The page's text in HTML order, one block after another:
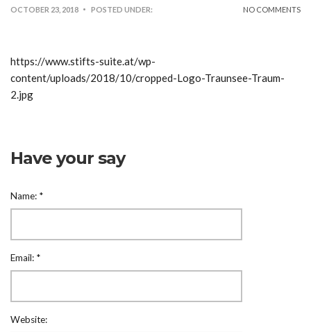
OCTOBER 23, 2018 POSTED UNDER: NO COMMENTS
https://www.stifts-suite.at/wp-
content/uploads/2018/10/cropped-Logo-Traunsee-Traum-
2.jpg
Have your say
Name: *
Email: *
Website: